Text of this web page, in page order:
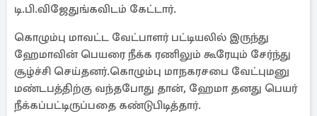
டி.பி.விஜேதுங்கவிடம் கேட்டார்.
கொழும்பு மாவட்ட வேட்பாளர் பட்டியலில் இருந்து
ஹேமாவின் பெயரை நீக்க ரணிலும் கூரேயும் சேர்ந்து
சூழ்ச்சி செய்தனர்.கொழும்பு மாநகரசபை வேட்புமனு
மண்டபத்திற்கு வந்தபோது தான், ஹேமா தனது பெயர்
நீக்கப்பட்டிருப்பதை கண்டுபிடித்தார்.